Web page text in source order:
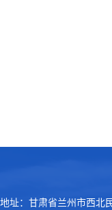
地址：甘肃省兰州市西